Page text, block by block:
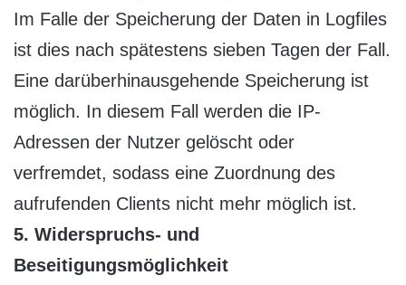
Im Falle der Speicherung der Daten in Logfiles
ist dies nach spätestens sieben Tagen der Fall.
Eine darüberhinausgehende Speicherung ist
möglich. In diesem Fall werden die IP-
Adressen der Nutzer gelöscht oder
verfremdet, sodass eine Zuordnung des
aufrufenden Clients nicht mehr möglich ist.
5. Widerspruchs- und
Beseitigungsmöglichkeit